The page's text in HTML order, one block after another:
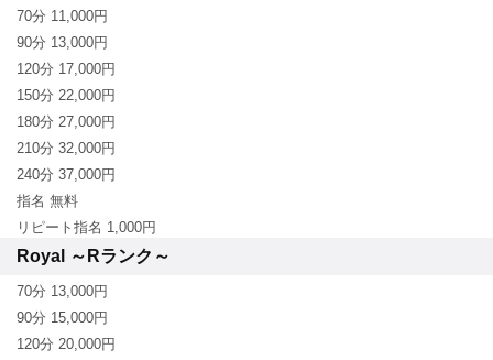
70分 11,000円
90分 13,000円
120分 17,000円
150分 22,000円
180分 27,000円
210分 32,000円
240分 37,000円
指名 無料
リピート指名 1,000円
Royal ～Rランク～
70分 13,000円
90分 15,000円
120分 20,000円